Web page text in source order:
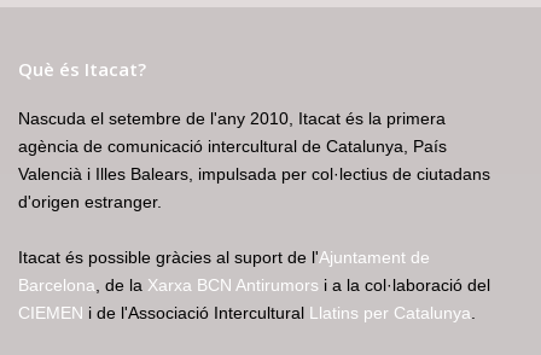
Què és Itacat?
Nascuda el setembre de l'any 2010, Itacat és la primera
agència de comunicació intercultural de Catalunya, País
Valencià i Illes Balears, impulsada per col·lectius de ciutadans
d'origen estranger.
Itacat és possible gràcies al suport de l'Ajuntament de
Barcelona , de la Xarxa BCN Antirumors i a la col·laboració del
CIEMEN i de l'Associació Intercultural Llatins per Catalunya